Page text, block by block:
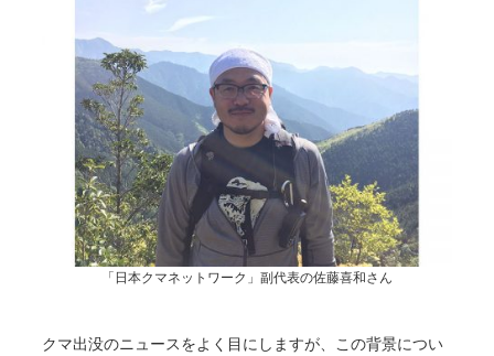
「日本クマネットワーク」副代表の佐藤喜和さん
クマ出没のニュースをよく目にしますが、この背景につい